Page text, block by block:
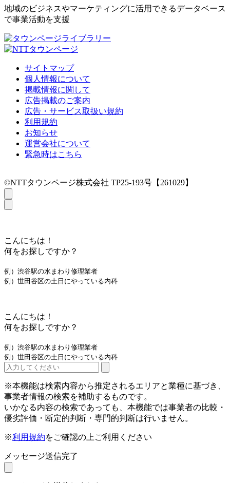
地域のビジネスやマーケティングに活用できるデータベース
で事業活動を支援
サイトマップ
個人情報について
掲載情報に関して
広告掲載のご案内
広告・サービス取扱い規約
利用規約
お知らせ
運営会社について
緊急時はこちら
©NTTタウンページ株式会社 TP25-193号【261029】
こんにちは！
何をお探しですか？
例）渋谷駅の水まわり修理業者
例）世田谷区の土日にやっている内科
こんにちは！
何をお探しですか？
例）渋谷駅の水まわり修理業者
例）世田谷区の土日にやっている内科
※本機能は検索内容から推定されるエリアと業種に基づき、
事業者情報の検索を補助するものです。
いかなる内容の検索であっても、本機能では事業者の比較・
優劣評価・断定的判断・専門的判断は行いません。
※利用規約をご確認の上ご利用ください
メッセージ送信完了